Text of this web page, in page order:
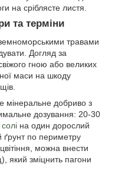
на сріблясте листя.
та терміни
травами
Догляд за
гною або великих
маси на шкоду
мінеральне добриво з
дозування: 20-30
на один дорослий
ґрунт по периметру
можна внести
який зміцнить пагони